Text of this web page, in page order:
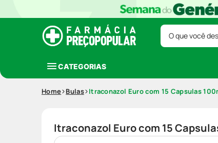
O que você
CATEGORIAS
Home Bulas Itraconazol Euro com 15 Capsulas
Itraconazol Euro com 15